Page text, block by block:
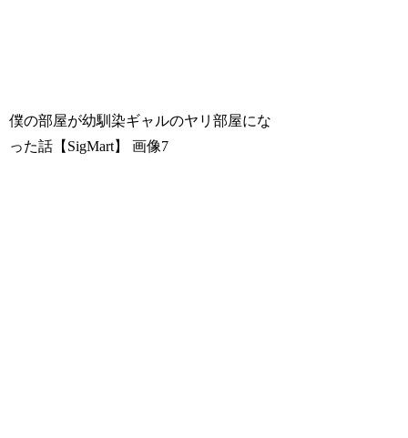
僕の部屋が幼馴染ギャルのヤリ部屋にな
った話【SigMart】
画像7